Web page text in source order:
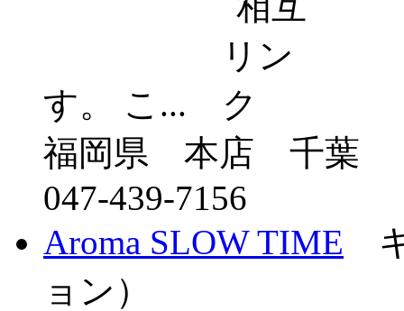
す。 こ...
福岡県 本店 千葉
047-439-7156
Aroma SLOW TIME
ョン）